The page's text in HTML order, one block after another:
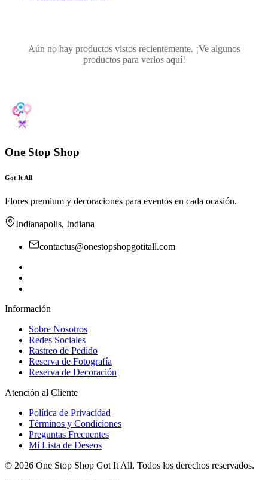
Aún no hay productos vistos recientemente. ¡Ve algunos
productos para verlos aquí!
One Stop Shop
Got It All
Flores premium y decoraciones para eventos en cada ocasión.
Indianapolis, Indiana
contactus@onestopshopgotitall.com
Información
Sobre Nosotros
Redes Sociales
Rastreo de Pedido
Reserva de Fotografía
Reserva de Decoración
Atención al Cliente
Política de Privacidad
Términos y Condiciones
Preguntas Frecuentes
Mi Lista de Deseos
© 2026 One Stop Shop Got It All. Todos los derechos reservados.